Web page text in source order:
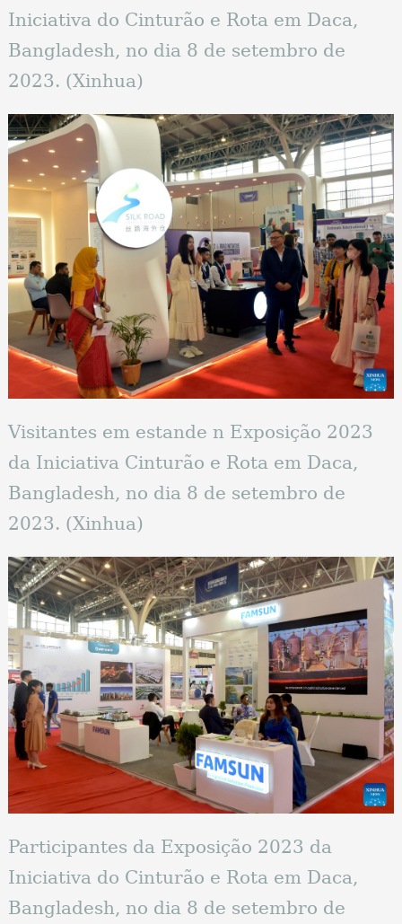
Iniciativa do Cinturão e Rota em Daca,
Bangladesh, no dia 8 de setembro de
2023. (Xinhua)
Visitantes em estande n Exposição 2023
da Iniciativa Cinturão e Rota em Daca,
Bangladesh, no dia 8 de setembro de
2023. (Xinhua)
Participantes da Exposição 2023 da
Iniciativa do Cinturão e Rota em Daca,
Bangladesh, no dia 8 de setembro de